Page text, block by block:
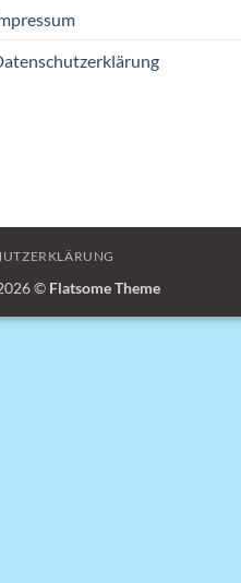
© Flatsome Theme